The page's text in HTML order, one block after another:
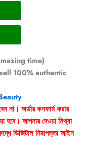
time)
100% authentic
না। অর্ডার কনফার্ম করার
হবে। আপনার দেওয়া মিথ্যা
ডিজিটাল নিরাপত্তা আইন